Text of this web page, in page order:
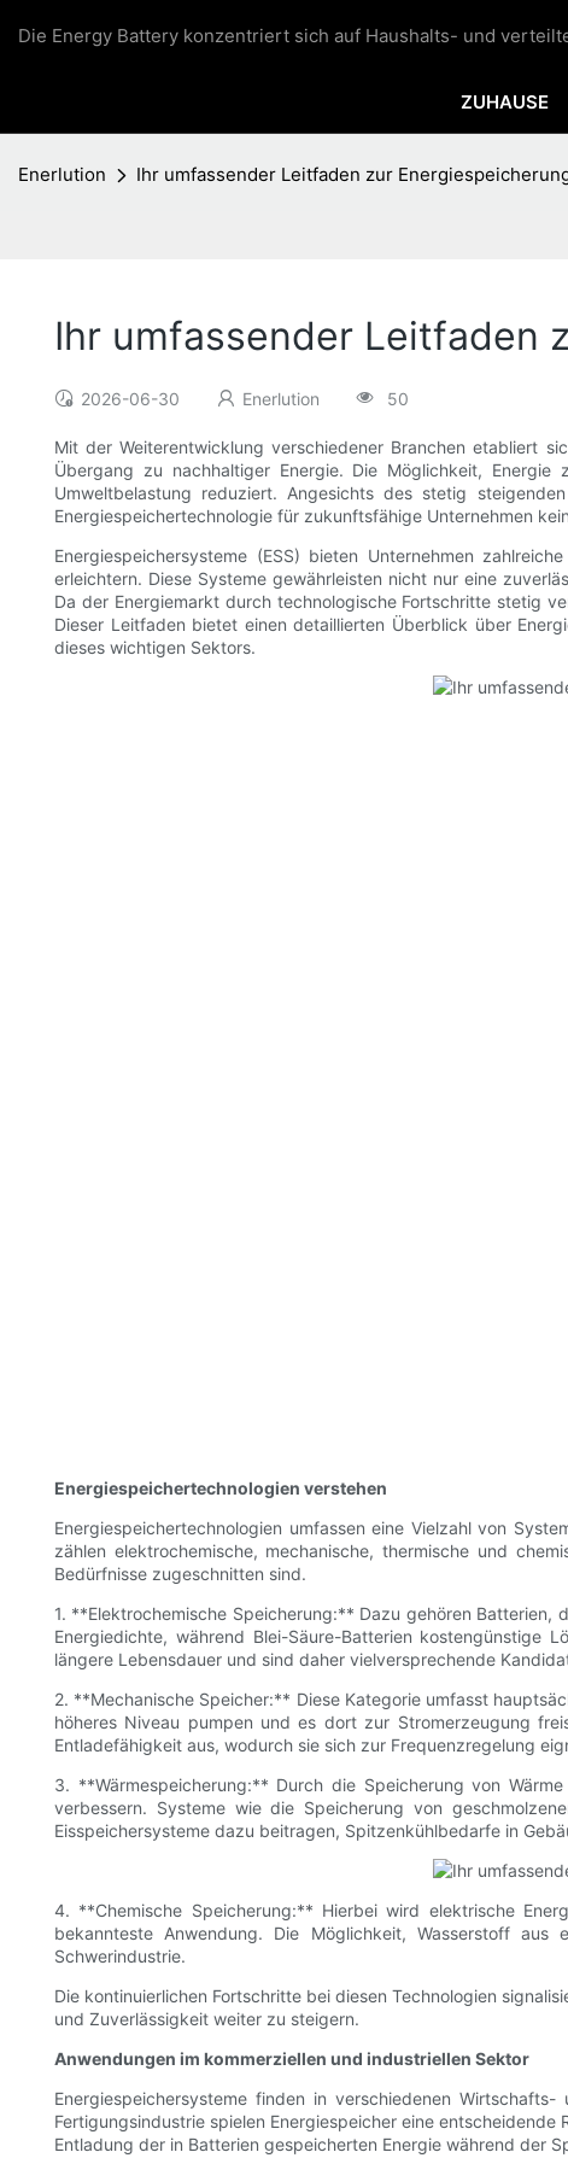
Die Energy Battery konzentriert sich auf Haushalts- und
ZUHAUSE
Enerlution Ihr umfassender Leitfaden zur
Ihr umfassender Leitfaden
2026-06-30 Enerlution 50
Mit der Weiterentwicklung verschiedener Branchen etabliert
Übergang zu nachhaltiger Energie. Die Möglichkeit,
Umweltbelastung reduziert. Angesichts des stetig
Energiespeichertechnologie für zukunftsfähige Unternehmen
Energiespeichersysteme (ESS) bieten Unternehmen
erleichtern. Diese Systeme gewährleisten nicht nur eine
Da der Energiemarkt durch technologische Fortschritte stetig
Dieser Leitfaden bietet einen detaillierten Überblick über
dieses wichtigen Sektors.
Energiespeichertechnologien verstehen
Energiespeichertechnologien umfassen eine Vielzahl von
zählen elektrochemische, mechanische, thermische und
Bedürfnisse zugeschnitten sind.
1. **Elektrochemische Speicherung:** Dazu gehören
Energiedichte, während Blei-Säure-Batterien kostengünstige
längere Lebensdauer und sind daher vielversprechende
2. **Mechanische Speicher:** Diese Kategorie umfasst
höheres Niveau pumpen und es dort zur Stromerzeugung
Entladefähigkeit aus, wodurch sie sich zur Frequenzregelung
3. **Wärmespeicherung:** Durch die Speicherung von
verbessern. Systeme wie die Speicherung von
Eisspeichersysteme dazu beitragen, Spitzenkühlbedarfe in
4. **Chemische Speicherung:** Hierbei wird elektrische
bekannteste Anwendung. Die Möglichkeit, Wasserstoff
Schwerindustrie.
Die kontinuierlichen Fortschritte bei diesen Technologien
und Zuverlässigkeit weiter zu steigern.
Anwendungen im kommerziellen und industriellen Sektor
Energiespeichersysteme finden in verschiedenen
Fertigungsindustrie spielen Energiespeicher eine
Entladung der in Batterien gespeicherten Energie während der